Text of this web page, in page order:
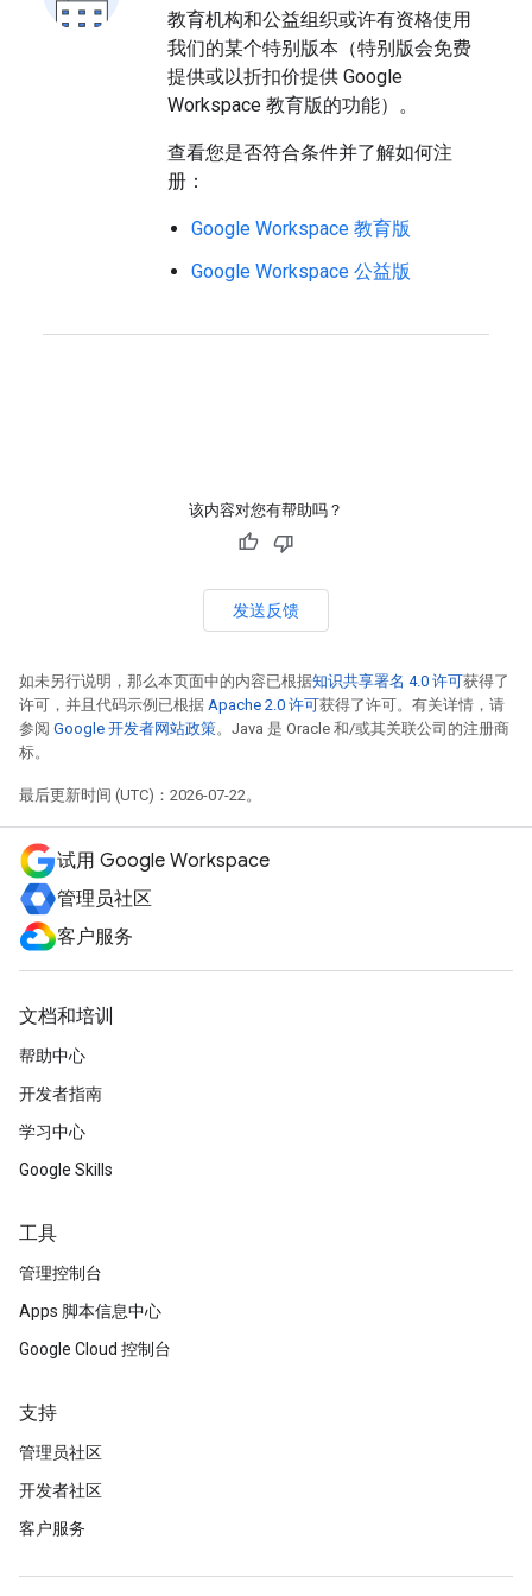
教育机构和公益组织或许有资格使用
我们的某个特别版本（特别版会免费
提供或以折扣价提供 Google
Workspace 教育版的功能）。
查看您是否符合条件并了解如何注
册：
Google Workspace 教育版
Google Workspace 公益版
该内容对您有帮助吗？
发送反馈
如未另行说明，那么本页面中的内容已根据知识共享署名 4.0 许可获得了
许可，并且代码示例已根据 Apache 2.0 许可获得了许可。有关详情，请
参阅 Google 开发者网站政策。Java 是 Oracle 和/或其关联公司的注册商
标。
最后更新时间 (UTC)：2026-07-22。
试用 Google Workspace
管理员社区
客户服务
文档和培训
帮助中心
开发者指南
学习中心
Google Skills
工具
管理控制台
Apps 脚本信息中心
Google Cloud 控制台
支持
管理员社区
开发者社区
客户服务